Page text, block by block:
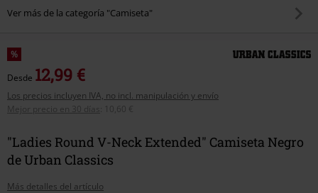
Ver más de la categoría "Camiseta"
%
Desde 12,99 €
Los precios incluyen IVA, no incl. manipulación y envío
Mejor precio en 30 días
10,60 €
"Ladies Round V-Neck Extended" Camiseta Negro
de Urban Classics
Más detalles del artículo